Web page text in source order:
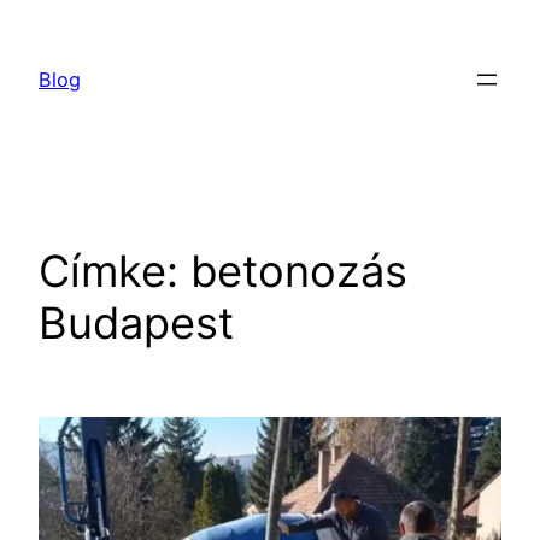
tartalomhoz
Blog
Címke: betonozás
Budapest